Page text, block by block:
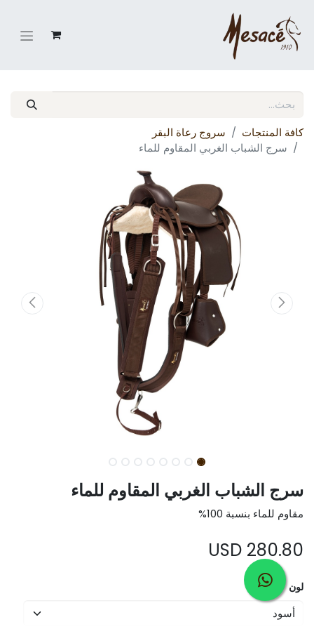
كافة المنتجات
سروج رعاة البقر
سرج الشباب الغربي المقاوم للماء
سرج الشباب الغربي المقاوم للماء
مقاوم للماء بنسبة 100%
USD 280.80
لون